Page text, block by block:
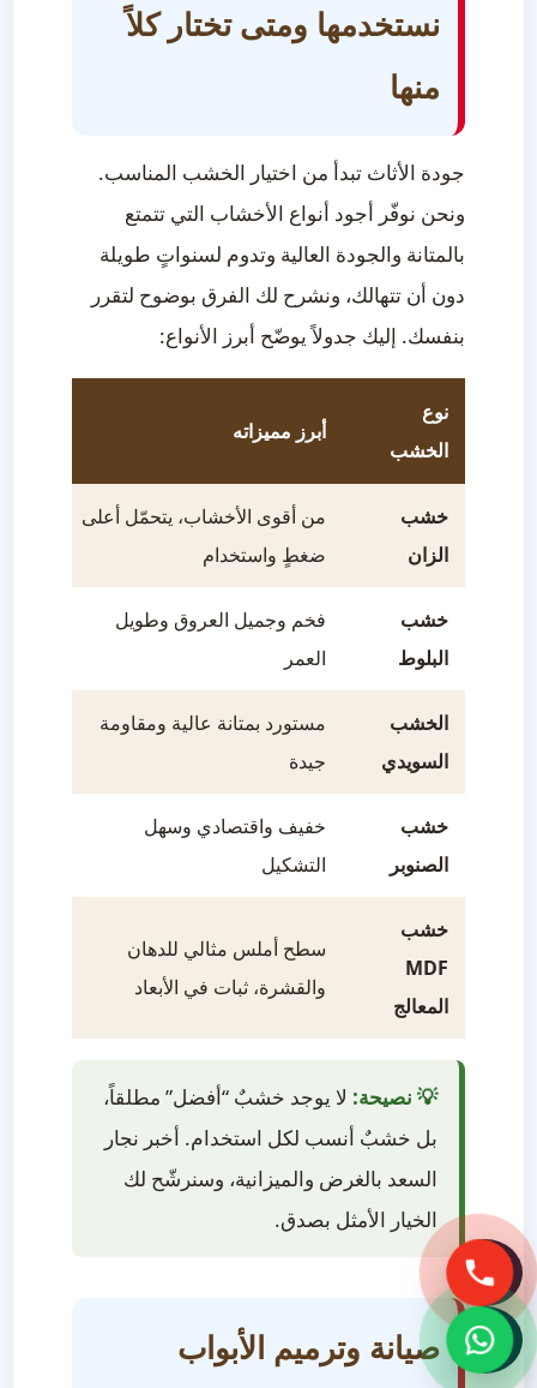
نستخدمها ومتى تختار كلاً
منها
جودة الأثاث تبدأ من اختيار الخشب المناسب.
ونحن نوفّر أجود أنواع الأخشاب التي تتمتع
بالمتانة والجودة العالية وتدوم لسنواتٍ طويلة
دون أن تتهالك، ونشرح لك الفرق بوضوح لتقرر
بنفسك. إليك جدولاً يوضّح أبرز الأنواع:
نوع
الخشب
أبرز مميزاته
خشب
الزان
من أقوى الأخشاب، يتحمّل أعلى
ضغطٍ واستخدام
خشب
البلوط
فخم وجميل العروق وطويل
العمر
الخشب
السويدي
مستورد بمتانة عالية ومقاومة
جيدة
خشب
الصنوبر
خفيف واقتصادي وسهل
التشكيل
خشب
MDF
المعالج
سطح أملس مثالي للدهان
والقشرة، ثبات في الأبعاد
💡 نصيحة: لا يوجد خشبٌ “أفضل” مطلقاً،
بل خشبٌ أنسب لكل استخدام. أخبر نجار
السعد بالغرض والميزانية، وسنرشّح لك
الخيار الأمثل بصدق.
صيانة وترميم الأبواب